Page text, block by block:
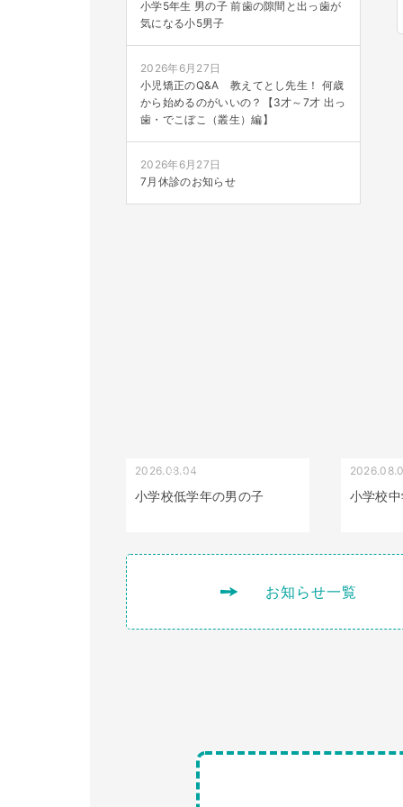
小学5年生 男の子 前歯の隙間と出っ歯が
気になる小5男子
2026年6月27日
小児矯正のQ&A 教えてとし先生！ 何歳
から始めるのがいいの？【3才～7才 出っ
歯・でこぼこ（叢生）編】
2026年6月27日
7月休診のお知らせ
受け口（しゃくれている）
2026.08.04
小学校低学年の男の子 小学校
お知らせ一覧